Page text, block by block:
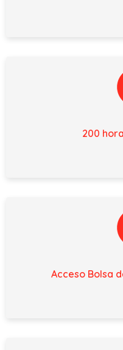
200
Acceso Bolsa